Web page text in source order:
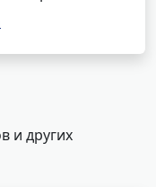
и других